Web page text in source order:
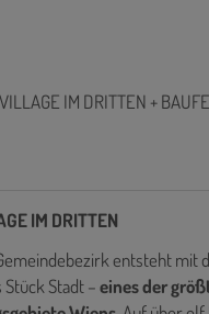
IM DRITTEN
entsteht mit
Stück Stadt –eines der